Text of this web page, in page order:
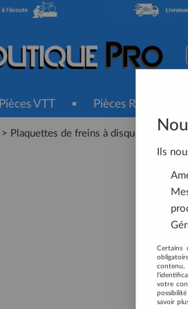
Pièces VTT Pièces Route
> Plaquettes de freins à disque
Ils
Certains
contenu,
votre
savoir